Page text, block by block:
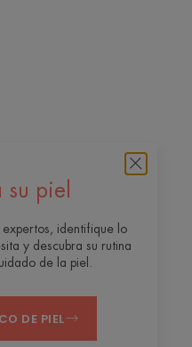
piel
identifique lo
y descubra su rutina
de la piel.
DE PIEL
frecuentes